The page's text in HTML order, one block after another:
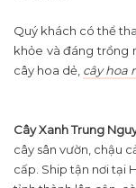
Quý khách có thể
khỏe và đáng trồng
cây hoa dẻ, cây hoa
Cây Xanh Trung
cây sân vườn, chậu
cấp. Ship tận nơi tại